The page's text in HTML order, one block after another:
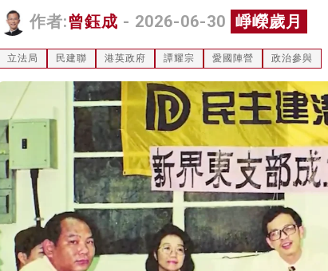
作者:曾鈺成 - 2026-06-30 崢嶸歲月
立法局 民建聯 港英政府 譚耀宗 愛國陣營 政治參與